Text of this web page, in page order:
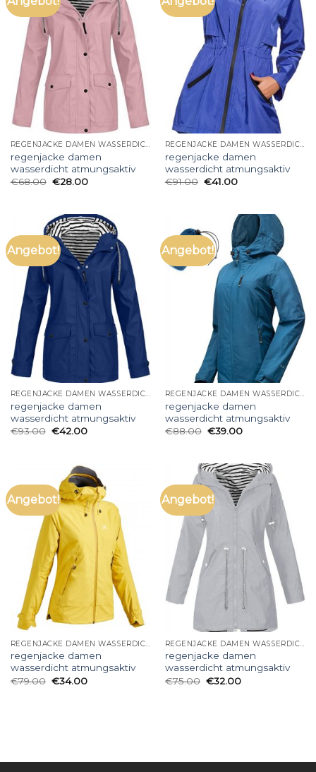
REGENJACKE DAMEN WASSERDICHT ATMUNGSAKTIV
regenjacke damen
wasserdicht atmungsaktiv
€68.00 €28.00
REGENJACKE DAMEN WASSERDICHT ATMUNGSAKTIV
regenjacke damen
wasserdicht atmungsaktiv
€91.00 €41.00
Angebot!
REGENJACKE DAMEN WASSERDICHT ATMUNGSAKTIV
regenjacke damen
wasserdicht atmungsaktiv
€93.00 €42.00
Angebot!
REGENJACKE DAMEN WASSERDICHT ATMUNGSAKTIV
regenjacke damen
wasserdicht atmungsaktiv
€88.00 €39.00
Angebot!
regenjacke damen
wasserdicht atmungsaktiv
€79.00 €34.00
Angebot!
regenjacke damen
wasserdicht atmungsaktiv
€75.00 €32.00